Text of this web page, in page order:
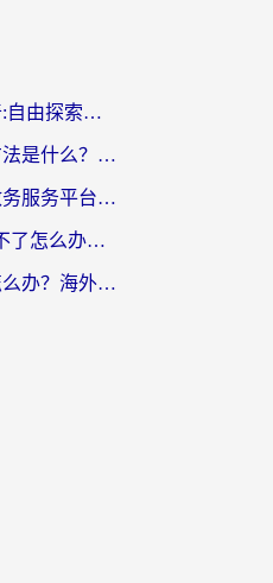
在国外玩《神都探奇:自由探索》总卡顿？3个实用技巧解决海外党追剧、社交、游戏难题
优酷地域限制解决方法是什么？海外党亲测有效的回国加速指南
在马来西亚用国家政务服务平台怎么把定位修改到中国国内？海外党解决数字壁垒的实用指南
荔枝FM在新西兰用不了怎么办？海外党必看的回国加速解决方案
来往在法国用不了怎么办？海外党亲测有效的回国加速指南